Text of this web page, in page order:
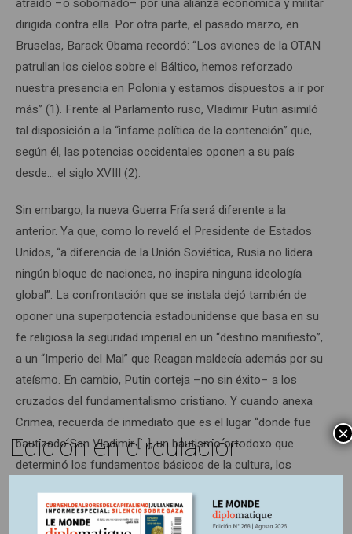
dirigida contra ella. Por otra parte, el pasado marzo, en
Bruselas, Barack Obama recordó: “Los aviones de la OTAN
patrullan los cielos sobre el Báltico, hemos reforzado
nuestra presencia en Polonia y estamos dispuestos a ir por
más” (1). Frente al Parlamento ruso, Vladimir Putin asimiló
tal disposición a la “infame política de la contención” que,
según él, las potencias occidentales oponen a su país
desde… el siglo XVIII (2).
Sin embargo, la nueva Guerra Fría será diferente a la
anterior. Ya que, como lo reveló el Presidente de Estados
Unidos, “a diferencia de la Unión Soviética, Rusia no lidera
ningún bloque de naciones, no inspira ninguna ideología
global”. La confrontación que se instala dejó también de
oponer una superpotencia estadounidense que basa en su
fe religiosa la seguridad imperial en un “destino manifiesto”,
a un “Imperio del Mal” que Reagan maldecía además por su
ateísmo. En cambio, Putin corteja –no sin éxito– a los
cruzados del fundamentalismo cristiano. Y cuando anexa
Crimea, recuerda de inmediato que es el lugar “donde fue
bautizado San Vladimir […], un bautismo ortodoxo que
determinó los fundamentos básicos de la cultura, los
bielorrusos”.
Edición en circulación ×